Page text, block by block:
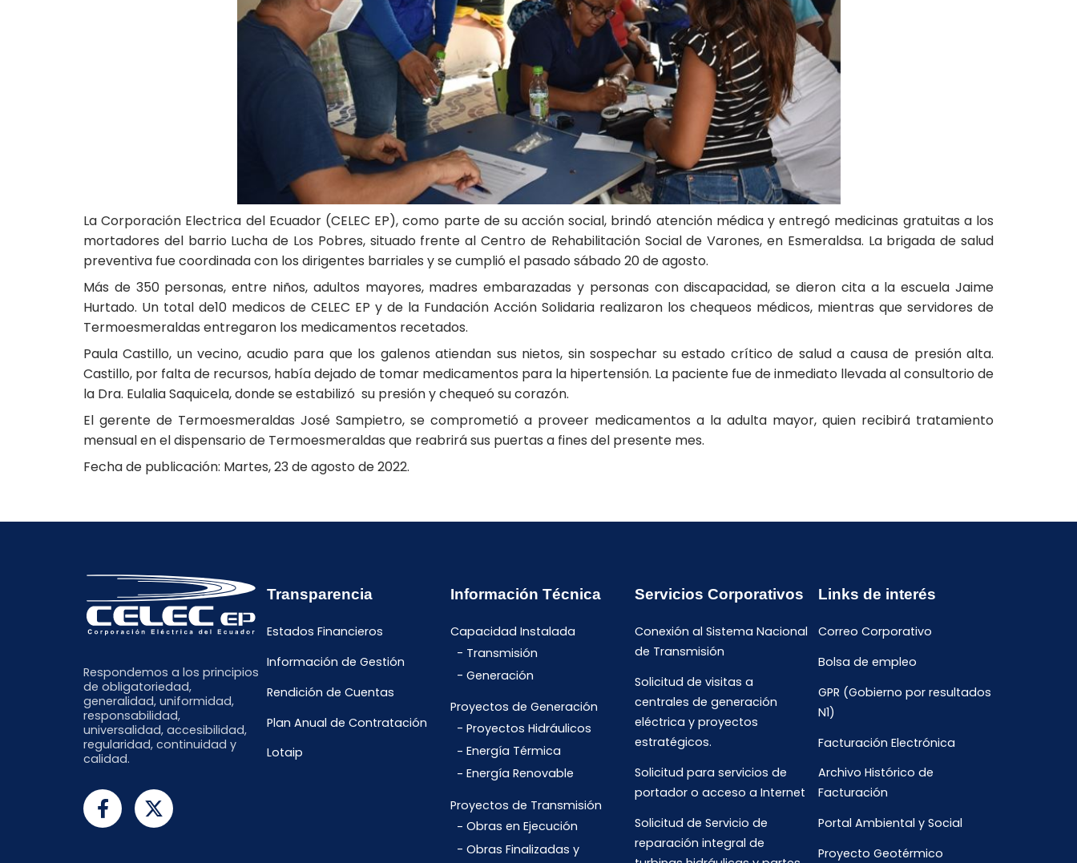
La Corporación Electrica del Ecuador (CELEC EP), como parte de su acción social, brindó atención médica y entregó medicinas gratuitas a los
mortadores del barrio Lucha de Los Pobres, situado frente al Centro de Rehabilitación Social de Varones, en Esmeraldsa. La brigada de salud
preventiva fue coordinada con los dirigentes barriales y se cumplió el pasado sábado 20 de agosto.
Más de 350 personas, entre niños, adultos mayores, madres embarazadas y personas con discapacidad, se dieron cita a la escuela Jaime
Hurtado. Un total de10 medicos de CELEC EP y de la Fundación Acción Solidaria realizaron los chequeos médicos, mientras que servidores de
Termoesmeraldas entregaron los medicamentos recetados.
Paula Castillo, un vecino, acudio para que los galenos atiendan sus nietos, sin sospechar su estado crítico de salud a causa de presión alta.
Castillo, por falta de recursos, había dejado de tomar medicamentos para la hipertensión. La paciente fue de inmediato llevada al consultorio de
la Dra. Eulalia Saquicela, donde se estabilizó su presión y chequeó su corazón.
El gerente de Termoesmeraldas José Sampietro, se comprometió a proveer medicamentos a la adulta mayor, quien recibirá tratamiento
mensual en el dispensario de Termoesmeraldas que reabrirá sus puertas a fines del presente mes.
Fecha de publicación: Martes, 23 de agosto de 2022.
Respondemos a los principios
de obligatoriedad,
generalidad, uniformidad,
responsabilidad,
universalidad, accesibilidad,
regularidad, continuidad y
calidad.
Transparencia
Estados Financieros
Información de Gestión
Rendición de Cuentas
Plan Anual de Contratación
Lotaip
Información Técnica
Capacidad Instalada
Transmisión
Generación
Proyectos de Generación
Proyectos Hidráulicos
Energía Térmica
Energía Renovable
Proyectos de Transmisión
Obras en Ejecución
Obras Finalizadas y
Servicios Corporativos
Conexión al Sistema Nacional
de Transmisión
Solicitud de visitas a
centrales de generación
eléctrica y proyectos
estratégicos.
Solicitud para servicios de
portador o acceso a Internet
Solicitud de Servicio de
reparación integral de
Links de interés
Correo Corporativo
Bolsa de empleo
GPR (Gobierno por resultados
N1)
Facturación Electrónica
Archivo Histórico de
Facturación
Portal Ambiental y Social
Proyecto Geotérmico